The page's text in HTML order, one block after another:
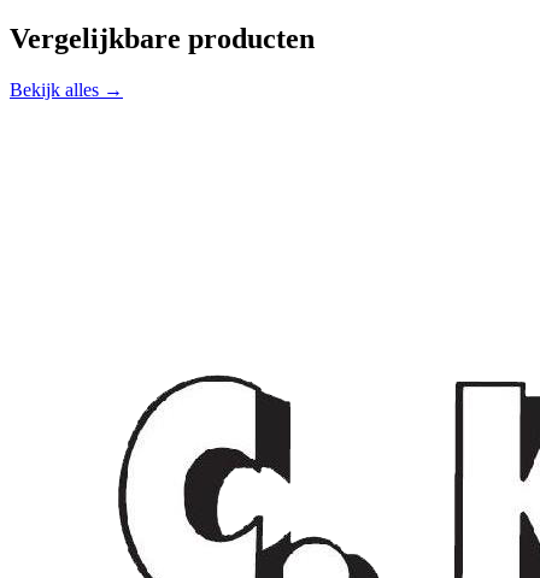
Vergelijkbare producten
Bekijk alles →